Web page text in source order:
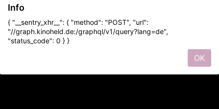
Info
{ "__sentry_xhr__": { "method": "POST", "url":
"//graph.kinoheld.de:/graphql/v1/query?lang=de",
"status_code": 0 } }
OK